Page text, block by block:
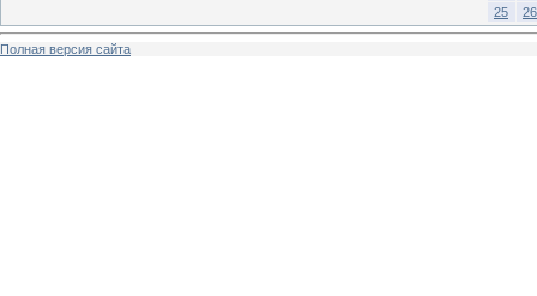
25
26
Полная версия сайта